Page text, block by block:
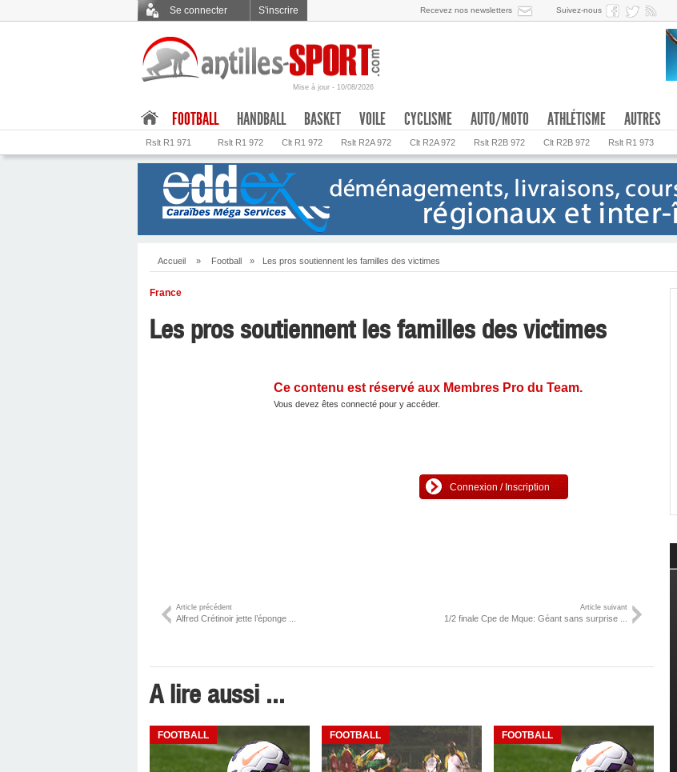
Se connecter S'inscrire Recevez nos newsletters Suivez-nous
Mise à jour - 10/08/2026
FOOTBALL
Rslt R1 971 Rslt R1 972 Clt R1 972 Rslt R2A 972 Clt R2A 972 Rslt R2B 972 Clt R2B 972 Rslt R1 973
HANDBALL BASKET VOILE CYCLISME AUTO/MOTO ATHLÉTISME AUTRES
Accueil » Football » Les pros soutiennent les familles des victimes
France
Les pros soutiennent les familles des victimes
Ce contenu est réservé aux Membres Pro du Team.
Vous devez êtes connecté pour y accéder.
Connexion / Inscription
Article précédent
Alfred Crétinoir jette l’éponge ...
Article suivant
1/2 finale Cpe de Mque: Géant sans surprise ...
A lire aussi ...
FOOTBALL FOOTBALL FOOTBALL